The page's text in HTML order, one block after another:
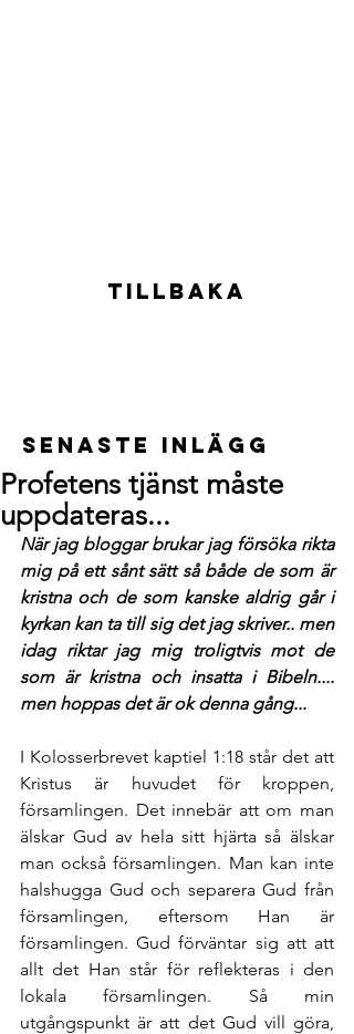
Tillbaka
Senaste inlägg
Profetens tjänst måste
uppdateras...
När jag bloggar brukar jag försöka rikta
mig på ett sånt sätt så både de som är
kristna och de som kanske aldrig går i
kyrkan kan ta till sig det jag skriver.. men
idag riktar jag mig troligtvis mot de
som är kristna och insatta i Bibeln....
men hoppas det är ok denna gång...
I Kolosserbrevet kaptiel 1:18 står det att
Kristus är huvudet för kroppen,
församlingen. Det innebär att om man
älskar Gud av hela sitt hjärta så älskar
man också församlingen. Man kan inte
halshugga Gud och separera Gud från
församlingen, eftersom Han är
församlingen. Gud förväntar sig att att
allt det Han står för reflekteras i den
lokala församlingen. Så min
utgångspunkt är att det Gud vill göra,